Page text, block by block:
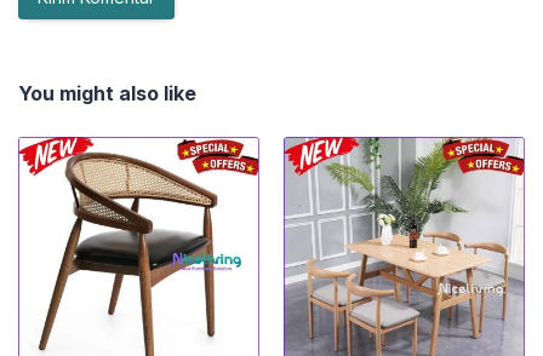
You might also like